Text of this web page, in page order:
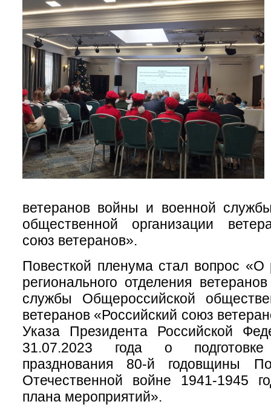
ветеранов войны и военной
общественной организации
союз ветеранов».
Повесткой пленума стал вопрос «О
регионального отделения
службы Общероссийской
ветеранов «Российский союз
Указа Президента Российской
31.07.2023 года о
празднования 80-й годовщины
Отечественной войне 1941-1945
плана мероприятий».